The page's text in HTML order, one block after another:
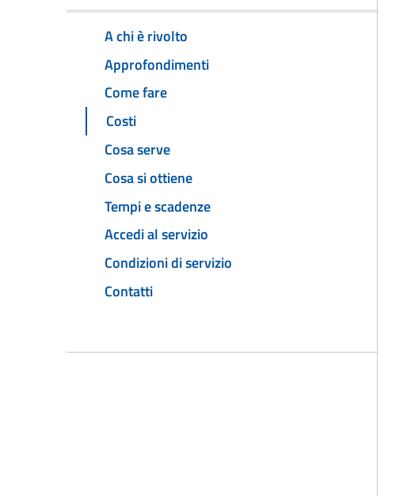
A chi è rivolto
Approfondimenti
Come fare
Costi
Cosa serve
Cosa si ottiene
Tempi e scadenze
Accedi al servizio
Condizioni di servizio
Contatti